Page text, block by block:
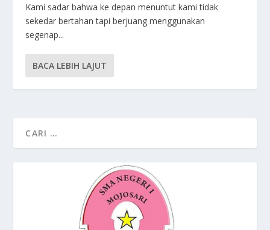
Kami sadar bahwa ke depan menuntut kami tidak
sekedar bertahan tapi berjuang menggunakan
segenap...
BACA LEBIH LAJUT